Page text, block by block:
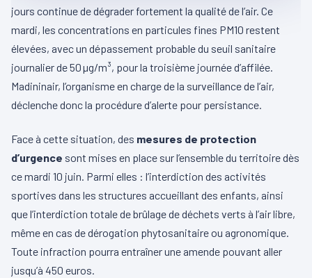
jours continue de dégrader fortement la qualité de l’air. Ce
mardi, les concentrations en particules fines PM10 restent
élevées, avec un dépassement probable du seuil sanitaire
journalier de 50 µg/m³, pour la troisième journée d’affilée.
Madininair, l’organisme en charge de la surveillance de l’air,
déclenche donc la procédure d’alerte pour persistance.
Face à cette situation, des mesures de protection
d’urgence sont mises en place sur l’ensemble du territoire dès
ce mardi 10 juin. Parmi elles : l’interdiction des activités
sportives dans les structures accueillant des enfants, ainsi
que l’interdiction totale de brûlage de déchets verts à l’air libre,
même en cas de dérogation phytosanitaire ou agronomique.
Toute infraction pourra entraîner une amende pouvant aller
jusqu’à 450 euros.